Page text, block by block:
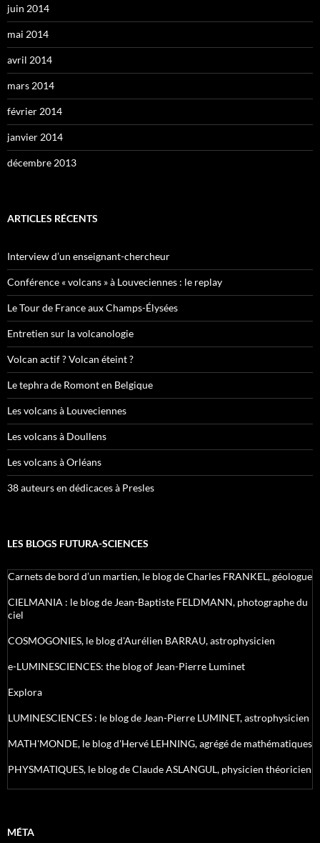
juin 2014
mai 2014
avril 2014
mars 2014
février 2014
janvier 2014
décembre 2013
ARTICLES RÉCENTS
Interview d’un enseignant-chercheur
Conférence « volcans » à Louveciennes : le replay
Le Tour de France aux Champs-Élysées
Entretien sur la volcanologie
Volcan actif ? Volcan éteint ?
Le tephra de Romont en Belgique
Les volcans à Louveciennes
Les volcans à Doullens
Les volcans à Orléans
38 auteurs en dédicaces à Presles
LES BLOGS FUTURA-SCIENCES
Carnets de bord d’un martien, le blog de Charles FRANKEL, géologue
CIELMANIA : le blog de Jean-Baptiste FELDMANN, photographe du
ciel
COSMOGONIES, le blog d'Aurélien BARRAU, astrophysicien
e-LUMINESCIENCES: the blog of Jean-Pierre Luminet
Explora
LUMINESCIENCES : le blog de Jean-Pierre LUMINET, astrophysicien
MATH'MONDE, le blog d'Hervé LEHNING, agrégé de mathématiques
PHYSMATIQUES, le blog de Claude ASLANGUL, physicien théoricien
MÉTA